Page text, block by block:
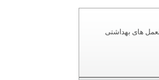
و یازدهم با رعایت دستورالعمل های بهداشتی